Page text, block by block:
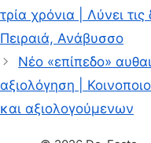
τρία χρόνια | Λύνει
Πειραιά, Ανάβυσσο
Νέο «επίπεδο»
αξιολόγηση |
και αξιολογούμενων